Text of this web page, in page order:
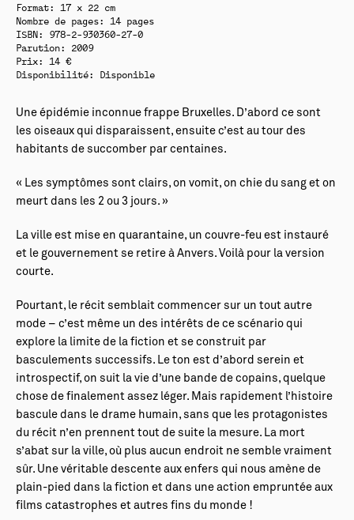
Format: 17 x 22 cm
Nombre de pages: 14 pages
ISBN: 978-2-930360-27-0
Parution: 2009
Prix: 14 €
Disponibilité:
Disponible
Une épidémie inconnue frappe Bruxelles. D’abord ce sont
les oiseaux qui disparaissent, ensuite c’est au tour des
habitants de succomber par centaines.
« Les symptômes sont clairs, on vomit, on chie du sang et on
meurt dans les 2 ou 3 jours. »
La ville est mise en quarantaine, un couvre-feu est instauré
et le gouvernement se retire à Anvers. Voilà pour la version
courte.
Pourtant, le récit semblait commencer sur un tout autre
mode – c’est même un des intérêts de ce scénario qui
explore la limite de la fiction et se construit par
basculements successifs. Le ton est d’abord serein et
introspectif, on suit la vie d’une bande de copains, quelque
chose de finalement assez léger. Mais rapidement l’histoire
bascule dans le drame humain, sans que les protagonistes
du récit n’en prennent tout de suite la mesure. La mort
s’abat sur la ville, où plus aucun endroit ne semble vraiment
sûr. Une véritable descente aux enfers qui nous amène de
plain-pied dans la fiction et dans une action empruntée aux
films catastrophes et autres fins du monde !